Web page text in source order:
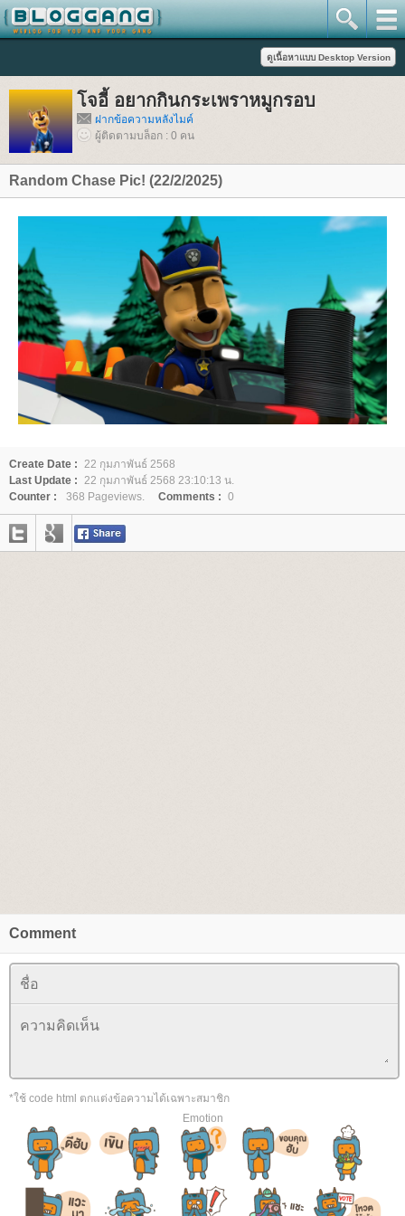
จอี้ อยากกินกระเพราหมูกรอบ
ฝากข้อความหลังไมค์
ผู้ติดตามบล็อก : 0 คน
Random Chase Pic! (22/2/2025)
Create Date :
22 กุมภาพันธ์ 2568
Last Update :
22 กุมภาพันธ์ 2568 23:10:13 น.
Counter :
368 Pageviews. Comments : 0
Comment
*ใช้ code html ตกแต่งข้อความได้เฉพาะสมาชิก
Emotion